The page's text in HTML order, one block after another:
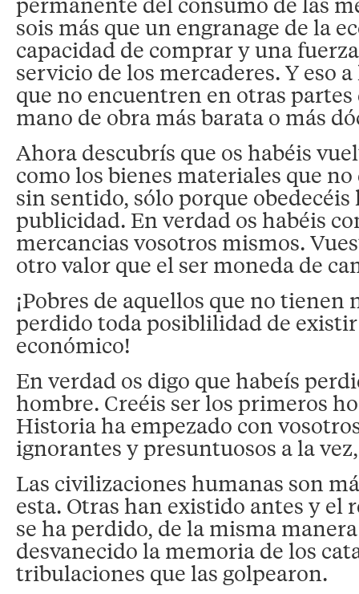
sois más que un engranage de la
capacidad de comprar y una
servicio de los mercaderes. Y eso
que no encuentren en otras
mano de obra más barata o más
Ahora descubrís que os habéis
como los bienes materiales que
sin sentido, sólo porque obedecéis
publicidad. En verdad os habéis
mercancias vosotros mismos.
otro valor que el ser moneda de
¡Pobres de aquellos que no tienen
perdido toda posiblilidad de
económico!
En verdad os digo que habeís
hombre. Creéis ser los primeros
Historia ha empezado con
ignorantes y presuntuosos a la
Las civilizaciones humanas son
esta. Otras han existido antes y el
se ha perdido, de la misma
desvanecido la memoria de los
tribulaciones que las golpearon.